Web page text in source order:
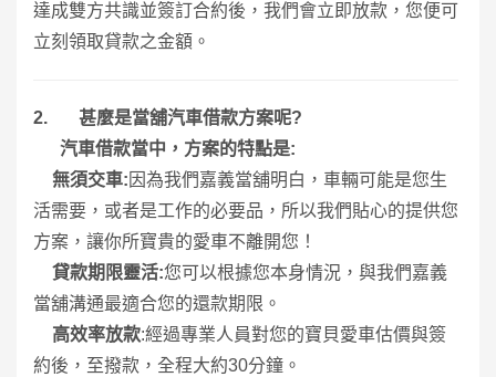
達成雙方共識並簽訂合約後，我們會立即放款，您便可
立刻領取貸款之金額。
2. 甚麼是當舖汽車借款方案呢?
汽車借款當中，方案的特點是:
無須交車: 因為我們嘉義當舖明白，車輛可能是您生
活需要，或者是工作的必要品，所以我們貼心的提供您
方案，讓你所寶貴的愛車不離開您！
貸款期限靈活:您可以根據您本身情況，與我們嘉義
當舖溝通最適合您的還款期限。
高效率放款:經過專業人員對您的寶貝愛車估價與簽
約後，至撥款，全程大約30分鐘。